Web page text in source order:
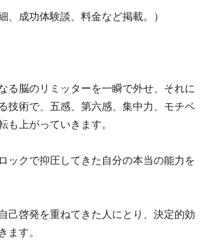
、成功体験談、料金など掲載。）
る脳のリミッターを一瞬で外せ、それに
技術で、五感、第六感、集中力、モチベ
も上がっていきます。
ックで抑圧してきた自分の本当の能力を
己啓発を重ねてきた人にとり、決定的効
ます。